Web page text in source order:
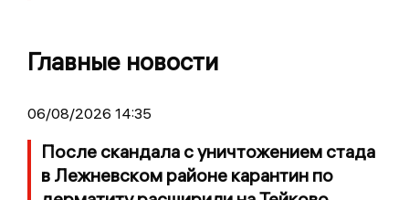
Главные новости
06/08/2026 14:35
После скандала с уничтожением стада
в Лежневском районе карантин по